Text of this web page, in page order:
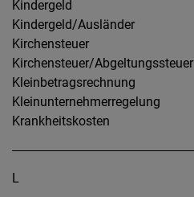
Kindergeld
Kindergeld/Ausländer
Kirchensteuer
Kirchensteuer/Abgeltungssteuer
Kleinbetragsrechnung
Kleinunternehmerregelung
Krankheitskosten
L